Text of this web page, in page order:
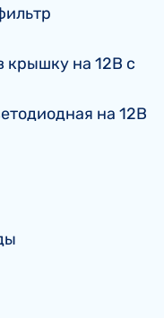
крышку на 12В с
на 12В